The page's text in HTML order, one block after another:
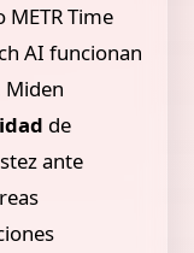
Time
AI funcionan
Miden
de
ante